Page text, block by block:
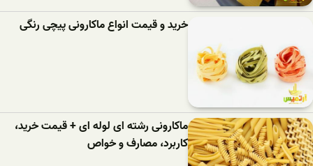
خرید و قیمت انواع ماکارونی پیچی رنگی
ماکارونی رشته ای لوله ای + قیمت خرید،
کاربرد، مصارف و خواص